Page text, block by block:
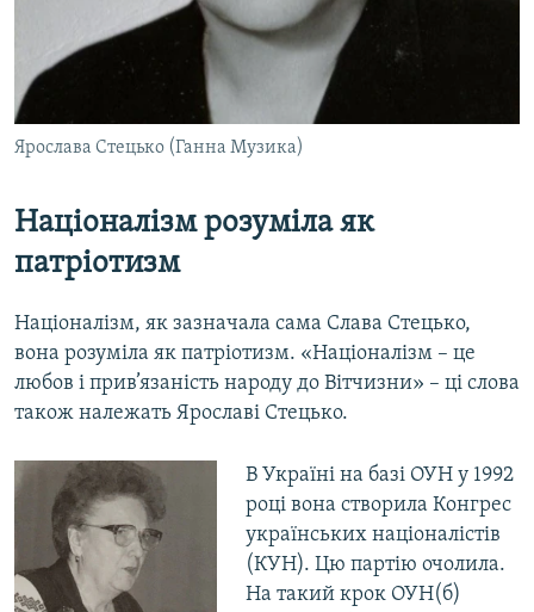
Ярослава Стецько (Ганна Музика)
Націоналізм розуміла як
патріотизм
Націоналізм, як зазначала сама Слава Стецько,
вона розуміла як патріотизм. «Націоналізм – це
любов і прив’язаність народу до Вітчизни» – ці слова
також належать Ярославі Стецько.
В Україні на базі ОУН у 1992
році вона створила Конгрес
українських націоналістів
(КУН). Цю партію очолила.
На такий крок ОУН(б)